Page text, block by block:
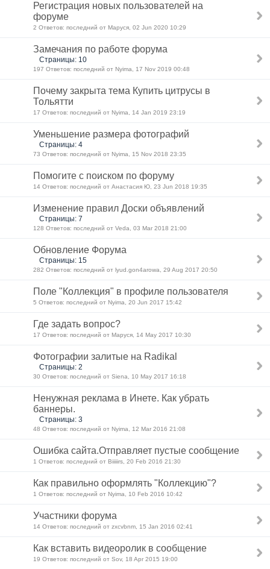
Регистрация новых пользователей на
форуме
2 Ответов: последний от Маруся, 02 Jun 2020 10:29
Замечания по работе форума
Страницы: 10
197 Ответов: последний от Nyima, 17 Nov 2019 00:48
Почему закрыта тема Купить цитрусы в
Тольятти
17 Ответов: последний от Nyima, 14 Jan 2019 23:19
Уменьшение размера фотографий
Страницы: 4
73 Ответов: последний от Nyima, 15 Nov 2018 23:35
Помогите с поиском по форуму
14 Ответов: последний от Анастасия Ю, 23 Jun 2018 19:35
Изменение правил Доски объявлений
Страницы: 7
128 Ответов: последний от Veda, 03 Mar 2018 21:00
Обновление Форума
Страницы: 15
282 Ответов: последний от lyud.gon4arowa, 29 Aug 2017 20:50
Поле "Коллекция" в профиле пользователя
5 Ответов: последний от Nyima, 20 Jun 2017 15:42
Где задать вопрос?
17 Ответов: последний от Маруся, 14 May 2017 10:30
Фотографии залитые на Radikal
Страницы: 2
30 Ответов: последний от Siena, 10 May 2017 16:18
Ненужная реклама в Инете. Как убрать
баннеры.
Страницы: 3
48 Ответов: последний от Nyima, 12 Mar 2016 21:08
Ошибка сайта.Отправляет пустые сообщение
1 Ответов: последний от Biiiiirs, 20 Feb 2016 21:30
Как правильно оформлять "Коллекцию"?
1 Ответов: последний от Nyima, 10 Feb 2016 10:42
Участники форума
14 Ответов: последний от zxcvbnm, 15 Jan 2016 02:41
Как вставить видеоролик в сообщение
19 Ответов: последний от Sov, 18 Apr 2015 19:00